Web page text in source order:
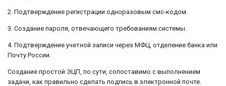
2. Подтверждение регистрации одноразовым смс-кодом.
3. Создание пароля, отвечающего требованиям системы.
4. Подтверждение учетной записи через МФЦ, отделение банка или
Почту России.
Создание простой ЭЦП, по сути, сопоставимо с выполнением
задачи, как правильно сделать подпись в электронной почте.